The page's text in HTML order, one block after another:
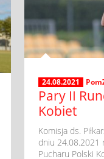
24.08.2021
Pary II
Kobiet
Komisja ds.
dniu 24.08.2021
Pucharu Polski